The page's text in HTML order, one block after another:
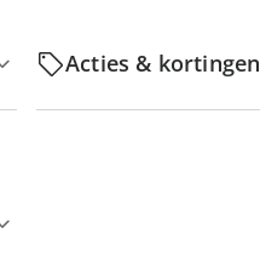
Acties & kortingen